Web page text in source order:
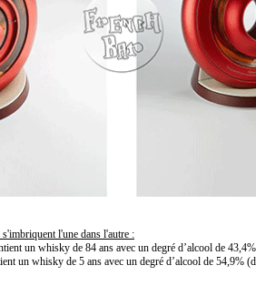
l'une dans l'autre :
un whisky de 84 ans avec un degré d’alcool de
un whisky de 5 ans avec un degré d’alcool de 54,9%